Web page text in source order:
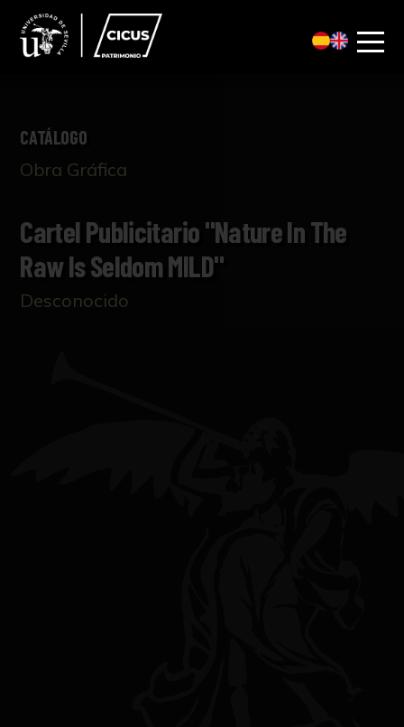
CATÁLOGO
Obra Gráfica
Cartel Publicitario "Nature In The
Raw Is Seldom MILD"
Desconocido